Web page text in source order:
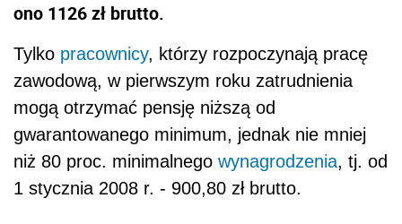
ono 1126 zł brutto.
Tylko pracownicy, którzy rozpoczynają pracę
zawodową, w pierwszym roku zatrudnienia
mogą otrzymać pensję niższą od
gwarantowanego minimum, jednak nie mniej
niż 80 proc. minimalnego wynagrodzenia, tj. od
1 stycznia 2008 r. - 900,80 zł brutto.